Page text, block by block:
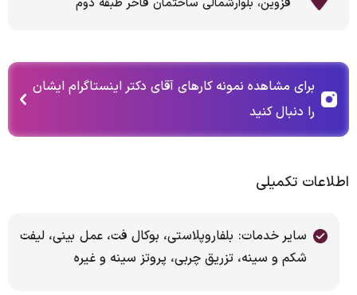
قزوین، بلوارشمالی ساختمان فاخر طبقه دوم
برای مشاهده نمونه کارهای آقای دکتر اینستاگرام ایشان
را دنبال کنید
اطلاعات تکمیلی
سایر خدمات: بلفاروپلاستی، بوکال فت، عمل بینی، لیفت
شکم و سینه، تزریق چربی، پروتز سینه و غیره